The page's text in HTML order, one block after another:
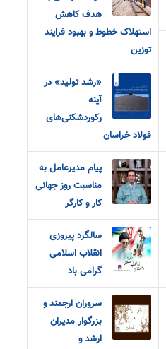
هدف کاهش
استهلاک خطوط و بهبود فرایند
توزین
«رشد تولید» در
آینه
رکوردشکنی‌های
فولاد خراسان
پیام مدیرعامل به
مناسبت روز جهانی
کار و کارگر
سالگرد پیروزی
انقلاب اسلامی
گرامی باد
سروران ارجمند و
بزرگوار مدیران
ارشد و